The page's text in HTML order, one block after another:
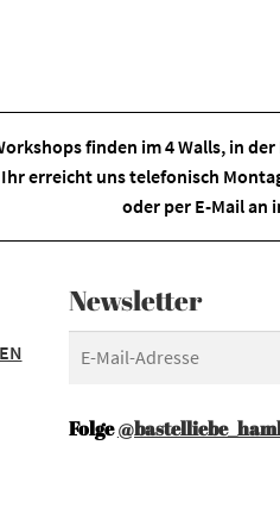
finden im4 Walls, in der
Ihr erreicht uns telefonisch
oder per E-Mail an
Newsletter
Folge